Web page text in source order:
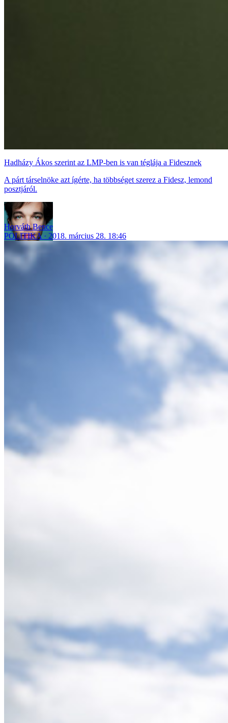
Hadházy Ákos szerint az LMP-ben is van téglája a Fidesznek
A párt társelnöke azt ígérte, ha többséget szerez a Fidesz, lemond
posztjáról.
Horváth Bence
POLITIKA
2018. március 28. 18:46